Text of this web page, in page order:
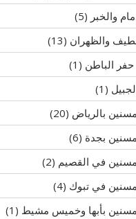
والخبر (5)
والظهران (13)
الباطن (1)
(1)
بالرياض (20)
بجدة (6)
في القصيم (2)
في تبوك (4)
بأبها وخميس مشيط (1)